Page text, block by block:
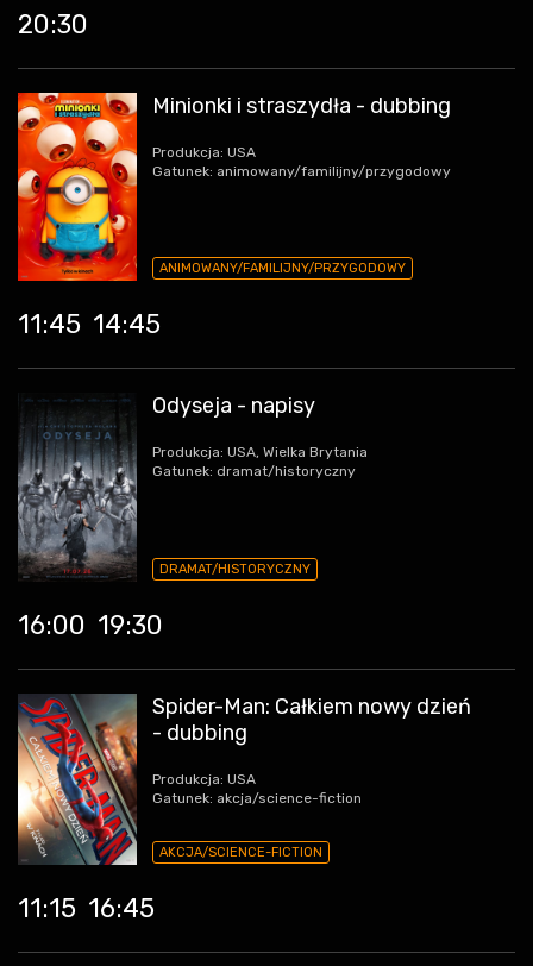
20:30
Minionki i straszydła - dubbing
Produkcja: USA
Gatunek: animowany/familijny/przygodowy
ANIMOWANY/FAMILIJNY/PRZYGODOWY
11:45 14:45
Odyseja - napisy
Produkcja: USA, Wielka Brytania
Gatunek: dramat/historyczny
DRAMAT/HISTORYCZNY
16:00 19:30
Spider-Man: Całkiem nowy dzień
- dubbing
Produkcja: USA
Gatunek: akcja/science-fiction
AKCJA/SCIENCE-FICTION
11:15 16:45